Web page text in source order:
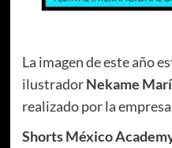
La imagen de este año
ilustradorNekame
realizado por la empresa
Shorts México